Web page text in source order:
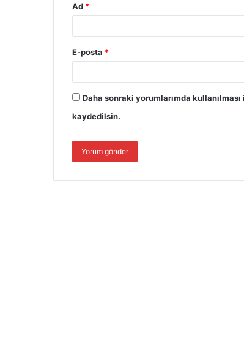
Ad *
E-posta *
Daha sonraki yorumlarımda
kaydedilsin.